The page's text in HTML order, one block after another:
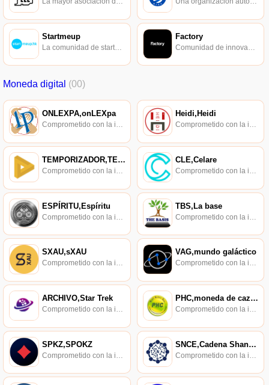
Startmeup
La comunidad de startups de Hong Kong también es una plataforma para compartir historias de éxito con startups en el extranjero.
Factory
Moneda digital (00)
ONLEXPA,onLEXpa
Comprometido con la investigación de políticas en los campos de las nuevas finanzas, las finanzas internacionales y los mercados financieros.
Heidi,Heidi
Comprometido con la investigación de políticas en los campos de las nuevas finanzas, las finanzas internacionales y los mercados financieros.
TEMPORIZADOR,TEMPORIZADOR
Comprometido con la investigación de políticas en los campos de las nuevas finanzas, las finanzas internacionales y los mercados financieros.
CLE,Celare
Comprometido con la investigación de políticas en los campos de las nuevas finanzas, las finanzas internacionales y los mercados financieros.
ESPÍRITU,Espíritu TBS,La base
SXAU,sXAU
Comprometido con la investigación de políticas en los campos de las nuevas finanzas, las finanzas internacionales y los mercados financieros.
VAG,mundo galáctico
Comprometido con la investigación de políticas en los campos de las nuevas finanzas, las finanzas internacionales y los mercados financieros.
ARCHIVO,Star Trek
Comprometido con la investigación de políticas en los campos de las nuevas finanzas, las finanzas internacionales y los mercados financieros.
PHC,moneda de cazadores de ganancias
Comprometido con la investigación de políticas en los campos de las nuevas finanzas, las finanzas internacionales y los mercados financieros.
SPKZ,SPOKZ SNCE,Cadena Shangwang,SNCE